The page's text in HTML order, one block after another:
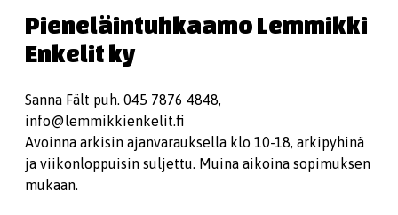
Pieneläintuhkaamo Lemmikki
Enkelit ky
Sanna Fält puh. 045 7876 4848,
info@lemmikkienkelit.fi
Avoinna arkisin ajanvarauksella klo 10-18, arkipyhinä
ja viikonloppuisin suljettu. Muina aikoina sopimuksen
mukaan.